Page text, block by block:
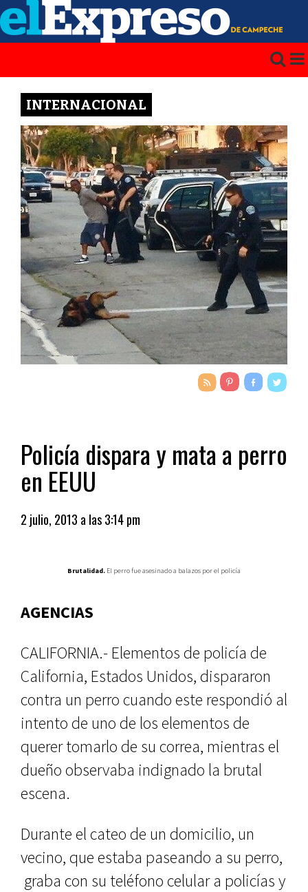
INTERNACIONAL
Policía dispara y mata a perro
en EEUU
2 julio, 2013 a las 3:14 pm
Brutalidad. El perro fue asesinado a balazos por el policía
AGENCIAS
CALIFORNIA.- Elementos de policía de
California, Estados Unidos, dispararon
contra un perro cuando este respondió al
intento de uno de los elementos de
querer tomarlo de su correa, mientras el
dueño observaba indignado la brutal
escena.
Durante el cateo de un domicilio, un
vecino, que estaba paseando a su perro,
graba con su teléfono celular a policías y